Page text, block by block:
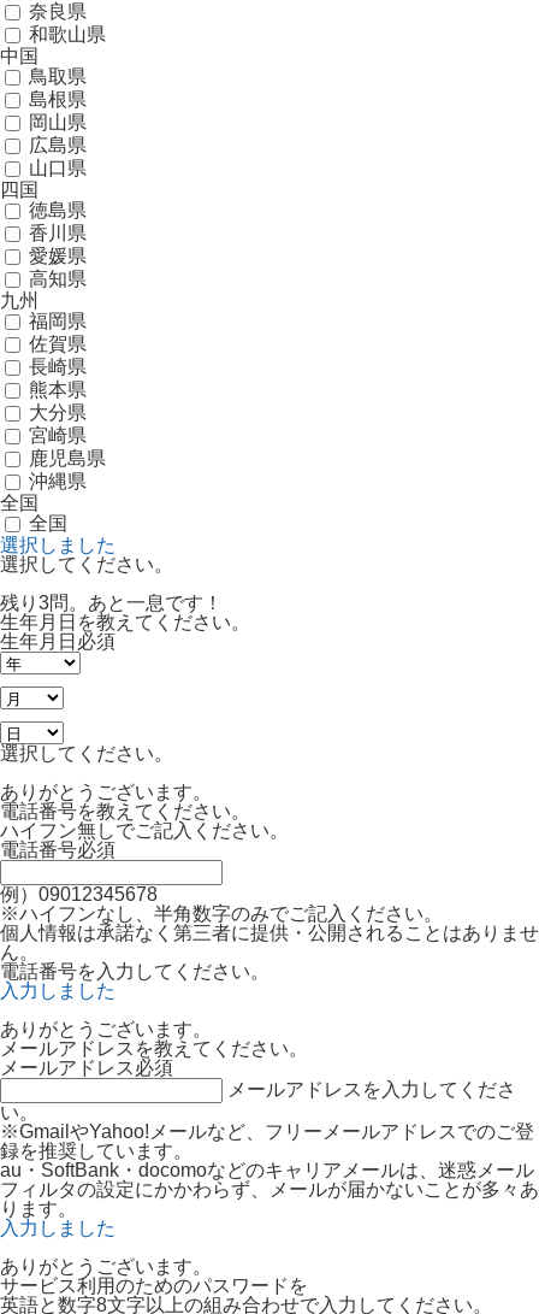
奈良県
和歌山県
中国
鳥取県
島根県
岡山県
広島県
山口県
四国
徳島県
香川県
愛媛県
高知県
九州
福岡県
佐賀県
長崎県
熊本県
大分県
宮崎県
鹿児島県
沖縄県
全国
全国
選択しました
選択してください。
残り3問。あと一息です！
生年月日を教えてください。
生年月日 必須
選択してください。
ありがとうございます。
電話番号を教えてください。
ハイフン無しでご記入ください。
電話番号必須
例）09012345678
※ハイフンなし、半角数字のみでご記入ください。
個人情報は承諾なく第三者に提供・公開されることはありませ
ん。
電話番号を入力してください。
入力しました
ありがとうございます。
メールアドレスを教えてください。
メールアドレス必須
メールアドレスを入力してくださ
い。
※GmailやYahoo!メールなど、フリーメールアドレスでのご登
録を推奨しています。
au・SoftBank・docomoなどのキャリアメールは、迷惑メール
フィルタの設定にかかわらず、メールが届かないことが多々あ
ります。
入力しました
ありがとうございます。
サービス利用のためのパスワードを
英語と数字8文字以上の組み合わせで入力してください。